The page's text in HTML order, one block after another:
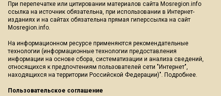
При перепечатке или цитировании материалов сайта Mosregion.info
ссылка на источник обязательна, при использовании в Интернет-
изданиях и на сайтах обязательна прямая гиперссылка на сайт
Mosregion.info.
На информационном ресурсе применяются рекомендательные
технологии (информационные технологии предоставления
информации на основе сбора, систематизации и анализа сведений,
относящихся к предпочтениям пользователей сети "Интернет",
находящихся на территории Российской Федерации)". Подробнее.
Пользовательское соглашение